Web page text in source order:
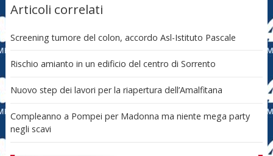
Articoli correlati
Screening tumore del colon, accordo Asl-Istituto Pascale
Rischio amianto in un edificio del centro di Sorrento
Nuovo step dei lavori per la riapertura dell’Amalfitana
Compleanno a Pompei per Madonna ma niente mega party
negli scavi